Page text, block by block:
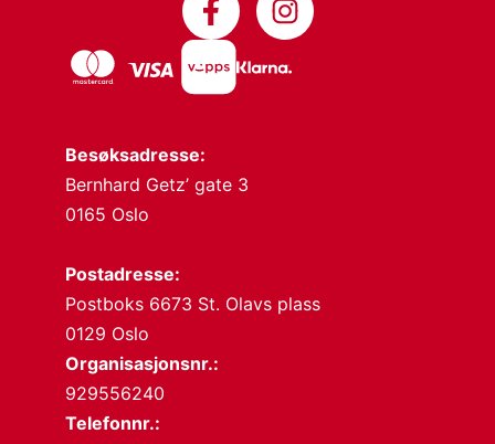
Besøksadresse:
Bernhard Getz’ gate 3
0165 Oslo
Postadresse:
Postboks 6673 St. Olavs plass
0129 Oslo
Organisasjonsnr.:
929556240
Telefonnr.: